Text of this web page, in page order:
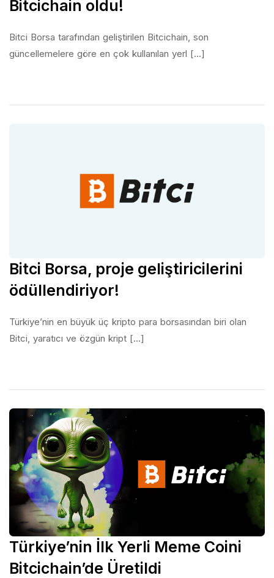
Bitcichain oldu!
Bitci Borsa tarafından geliştirilen Bitcichain, son
güncellemelere göre en çok kullanılan yerl [...]
Bitci Borsa, proje geliştiricilerini
ödüllendiriyor!
Türkiye’nin en büyük üç kripto para borsasından biri olan
Bitci, yaratıcı ve özgün kript [...]
Türkiye’nin İlk Yerli Meme Coini
Bitcichain’de Üretildi